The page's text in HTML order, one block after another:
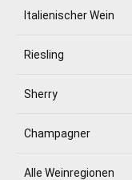
Italienischer Wein
Riesling
Sherry
Champagner
Alle Weinregionen